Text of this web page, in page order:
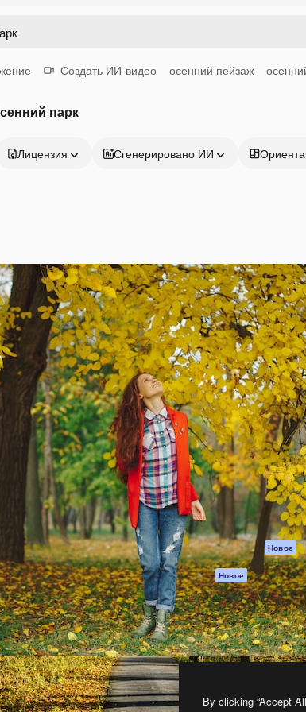
Создать ИИ-видео осенний пейзаж
парк
Лицензия Сгенерировано ИИ
платформа для создания
работ. Более 1 миллиона
среди креаторов,
агентств и студий.
Продукция
Spaces
ИИ-помощник
Генератор
изображений ИИ
Генератор видео
ИИ
Генератор голоса
на основе ИИ
Стоковый контент
MCP для
Claude/ChatGPT
Новое
Агенты Новое
API
Мобильное
приложение
Все инструменты
Magnific
By clicking “Accept